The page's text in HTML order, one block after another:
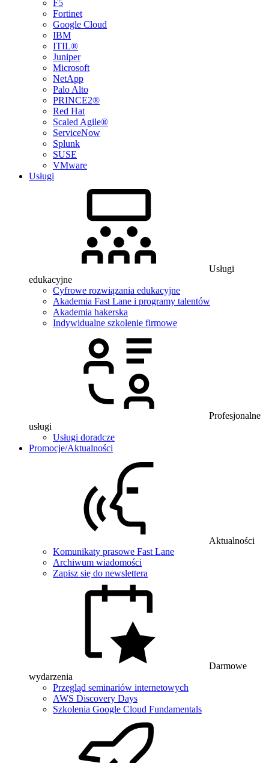
F5
Fortinet
Google Cloud
IBM
ITIL®
Juniper
Microsoft
NetApp
Palo Alto
PRINCE2®
Red Hat
Scaled Agile®
ServiceNow
Splunk
SUSE
VMware
Usługi
Usługi
edukacyjne
Cyfrowe rozwiązania edukacyjne
Akademia Fast Lane i programy talentów
Akademia hakerska
Indywidualne szkolenie firmowe
Profesjonalne
usługi
Usługi doradcze
Promocje/Aktualności
Aktualności
Komunikaty prasowe Fast Lane
Archiwum wiadomości
Zapisz się do newslettera
Darmowe
wydarzenia
Przegląd seminariów internetowych
AWS Discovery Days
Szkolenia Google Cloud Fundamentals